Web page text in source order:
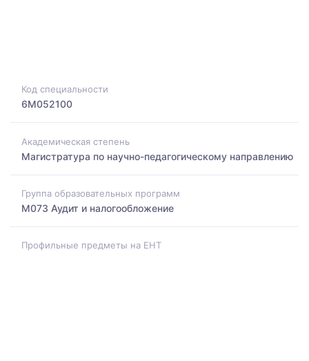
Код специальности
6M052100
Академическая степень
Магистратура по научно-педагогическому направлению
Группа образовательных программ
M073 Аудит и налогообложение
Профильные предметы на ЕНТ